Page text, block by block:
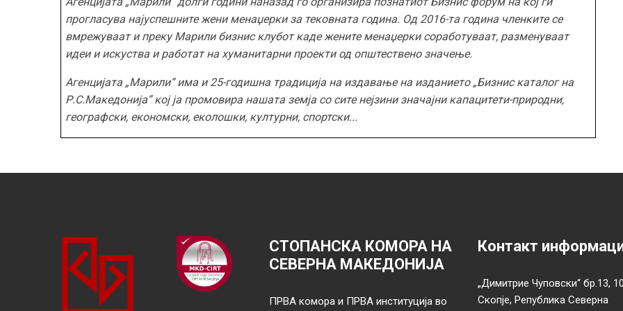
прогласува најуспешните жени менаџерки за тековната година. Од 2016-та година членките се
вмрежуваат и преку Марили бизнис клуботкаде женитеменаџерки соработуваат, разменуваат
идеи и искуства и работат на хуманитарни проекти од општествено значење.
Агенцијата„Марили“има и 25-годишна традиција на издавање на изданието„Бизнис каталог на
Р.С.Македонија” кој ја промовира нашата земја со сите нејзини значајни капацитети-природни,
географски, економски, еколошки, културни, спортски...
СТОПАНСКА КОМОРА НА
СЕВЕРНА МАКЕДОНИЈА
ПРВА комора и ПРВА институција во
Контакт
„Димитрие Чуповски“ бр.13,
Скопје, Република Северна